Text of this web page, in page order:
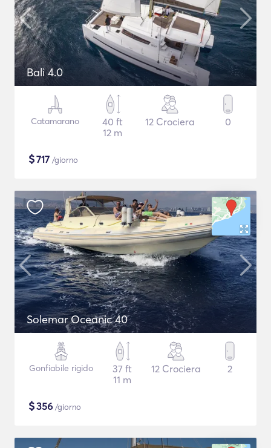
Bali 4.0
Catamarano
40 ft
12 m
12 Crociera 0
$717 /giorno
Solemar Oceanic 40
Gonfiabile rigido
37 ft
11 m
12 Crociera 2
$356 /giorno